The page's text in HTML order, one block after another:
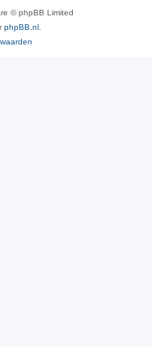
© phpBB Limited
phpBB.nl